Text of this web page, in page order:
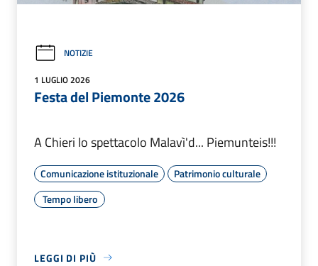
NOTIZIE
1 LUGLIO 2026
Festa del Piemonte 2026
A Chieri lo spettacolo Malavì'd... Piemunteis!!!
Comunicazione istituzionale
Patrimonio culturale
Tempo libero
LEGGI DI PIÙ